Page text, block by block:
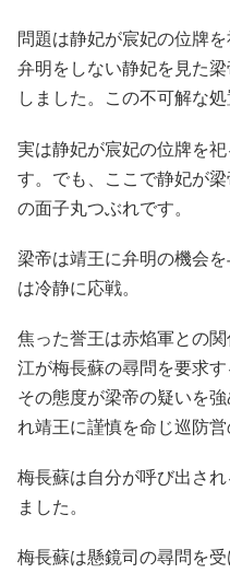
問題は静妃が宸妃の位牌
弁明をしない静妃を見た
しました。この不可解な
実は静妃が宸妃の位牌を
す。でも、ここで静妃が
の面子丸つぶれです。
梁帝は靖王に弁明の機会
は冷静に応戦。
焦った誉王は赤焰軍との
江が梅長蘇の尋問を要求
その態度が梁帝の疑いを
れ靖王に謹慎を命じ巡防
梅長蘇は自分が呼び出さ
ました。
梅長蘇は懸鏡司の尋問を